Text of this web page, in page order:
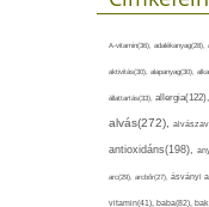
A-vitamin(36), adalékanyag(28),
aktivitás(30), alapanyag(30),
állattartás(33), allergia(122),
alvás(272),
antioxidáns(198),
arc(29), arcbőr(27), ásványi
vitamin(41), baba(82),